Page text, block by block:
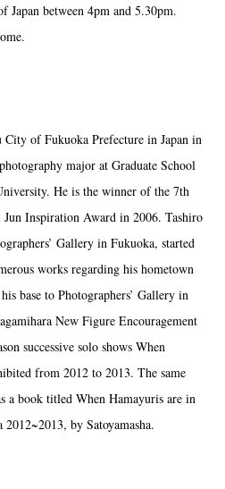
Japan between 4pm and 5.30pm.
of Fukuoka Prefecture in Japan in
major at Graduate School
He is the winner of the 7th
Inspiration Award in 2006. Tashiro
Gallery in Fukuoka, started
works regarding his hometown
base to Photographers’ Gallery in
New Figure Encouragement
successive solo shows When
from 2012 to 2013. The same
a book titled When Hamayuris are in
by Satoyamasha.